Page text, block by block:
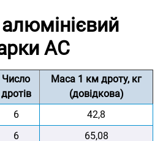
АС
Число
дротів
Маса 1 км дроту, кг
(довідкова)
6
42,8
6 65,08